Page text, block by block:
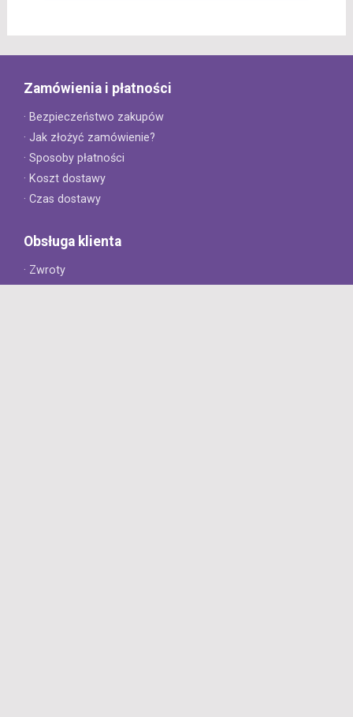
Zamówienia i płatności
· Bezpieczeństwo zakupów
· Jak złożyć zamówienie?
· Sposoby płatności
· Koszt dostawy
· Czas dostawy
Obsługa klienta
· Zwroty